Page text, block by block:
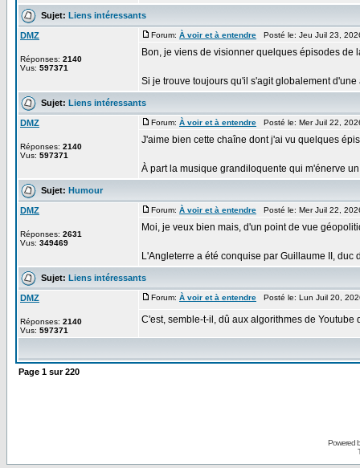
Sujet: Liens intéressants
DMZ
Réponses: 2140
Vus: 597371
Forum: À voir et à entendre Posté le: Jeu Juil 23,
Bon, je viens de visionner quelques épisodes de
Si je trouve toujours qu'il s'agit globalement
Sujet: Liens intéressants
DMZ
Réponses: 2140
Vus: 597371
Forum: À voir et à entendre Posté le: Mer Juil 22,
J'aime bien cette chaîne dont j'ai vu quelques
À part la musique grandiloquente qui m'énerve
Sujet: Humour
DMZ
Réponses: 2631
Vus: 349469
Forum: À voir et à entendre Posté le: Mer Juil 22,
Moi, je veux bien mais, d'un point de vue
L'Angleterre a été conquise par Guillaume II, duc
Sujet: Liens intéressants
DMZ
Réponses: 2140
Vus: 597371
Forum: À voir et à entendre Posté le: Lun Juil 20,
C'est, semble-t-il, dû aux algorithmes de
Page 1 sur220
Powered